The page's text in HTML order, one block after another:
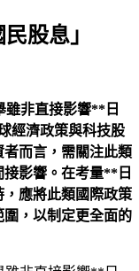
股息」
雖非直接影響**日
經濟政策與科技股
而言，需關注此類
影響。在考量**日
應將此類國際政策
，以制定更全面的